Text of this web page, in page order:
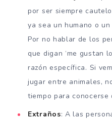
por ser siempre
ya sea un humano o
Por no hablar de los
que digan ‘me gustan
razón específica. Si
jugar entre animales,
tiempo para conocerse
Extraños: A las